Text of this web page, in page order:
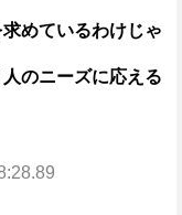
めているわけじゃ
のニーズに応える